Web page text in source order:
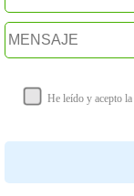
He leído y acepto la